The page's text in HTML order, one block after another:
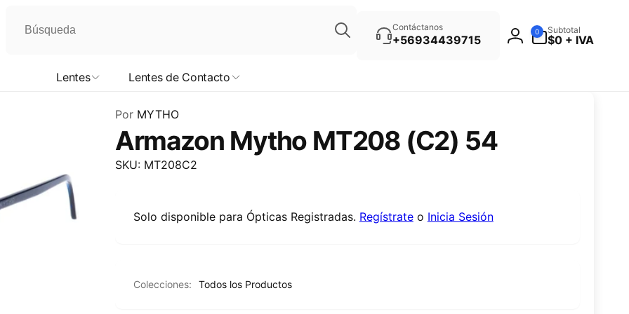
Contáctanos
+56934439715
0
artículos
Subtotal
$0 + IVA
Lentes Lentes de Contacto
PorMYTHO
Armazon Mytho MT208 (C2) 54
SKU: MT208C2
Solo disponible para Ópticas Registradas. Regístrateo Inicia Sesión
Colecciones: Todos los Productos